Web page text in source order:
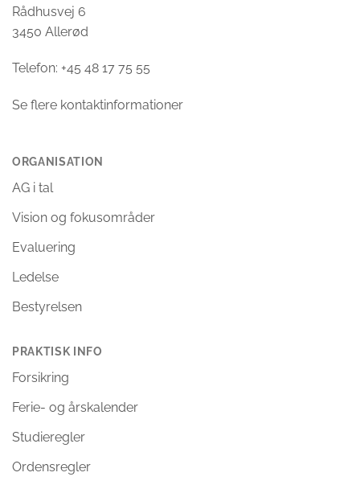
Rådhusvej 6
3450 Allerød
Telefon: +45 48 17 75 55
Se flere kontaktinformationer
ORGANISATION
AG i tal
Vision og fokusområder
Evaluering
Ledelse
Bestyrelsen
PRAKTISK INFO
Forsikring
Ferie- og årskalender
Studieregler
Ordensregler